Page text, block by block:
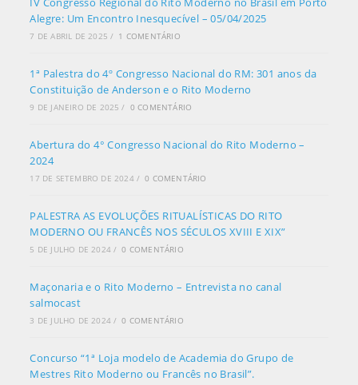
Alegre: Um Encontro Inesquecível – 05/04/2025
7 DE ABRIL DE 2025 / 1 COMENTÁRIO
1ª Palestra do 4º Congresso Nacional do RM: 301 anos da
Constituição de Anderson e o Rito Moderno
9 DE JANEIRO DE 2025 / 0 COMENTÁRIO
Abertura do 4° Congresso Nacional do Rito Moderno –
2024
17 DE SETEMBRO DE 2024 / 0 COMENTÁRIO
PALESTRA AS EVOLUÇÕES RITUALÍSTICAS DO RITO
MODERNO OU FRANCÊS NOS SÉCULOS XVIII E XIX”
5 DE JULHO DE 2024 / 0 COMENTÁRIO
Maçonaria e o Rito Moderno – Entrevista no canal
salmocast
3 DE JULHO DE 2024 / 0 COMENTÁRIO
Concurso “1ª Loja modelo de Academia do Grupo de
Mestres Rito Moderno ou Francês no Brasil”.